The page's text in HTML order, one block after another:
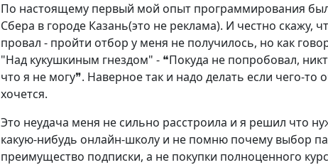
По настоящему первый мой опыт программирования
Сбера в городе Казань(это не реклама). И честно скажу,
провал - пройти отбор у меня не получилось, но как
"Над кукушкиным гнездом" - ❝Покуда не попробовал,
что я не могу❞. Наверное так и надо делать если чего-то
хочется.
Это неудача меня не сильно расстроила и я решил что
какую-нибудь онлайн-школу и не помню почему выбор
преимущество подписки, а не покупки полноценного